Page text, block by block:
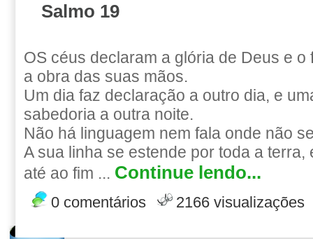
Salmo 19
OS céus declaram a glória de Deus e o
a obra das suas mãos.
Um dia faz declaração a outro dia, e
sabedoria a outra noite.
Não há linguagem nem fala onde não
A sua linha se estende por toda a
até ao fim ... Continue lendo...
0 comentários 2166 visualizações